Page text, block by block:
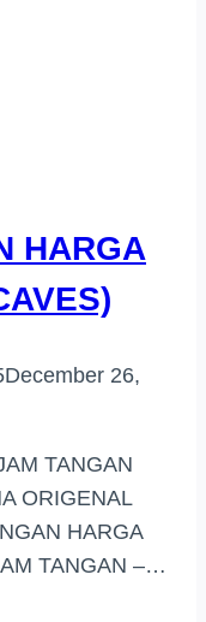
HARGA
December 26,
TANGAN
ORIGENAL
HARGA
TANGAN –…